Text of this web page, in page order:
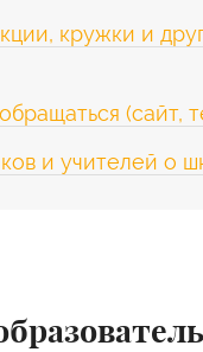
кружки и
(сайт,
и учителей о